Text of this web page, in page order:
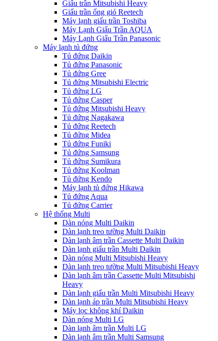
Giấu trần Mitsubishi Heavy
Giấu trần ống gió Reetech
Máy lạnh giấu trần Toshiba
Máy Lạnh Giấu Trần AQUA
Máy Lạnh Giấu Trần Panasonic
Máy lạnh tủ đứng
Tủ đứng Daikin
Tủ đứng Panasonic
Tủ đứng Gree
Tủ đứng Mitsubishi Electric
Tủ đứng LG
Tủ đứng Casper
Tủ đứng Mitsubishi Heavy
Tủ đứng Nagakawa
Tủ đứng Reetech
Tủ đứng Midea
Tủ đứng Funiki
Tủ đứng Samsung
Tủ đứng Sumikura
Tủ đứng Koolman
Tủ đứng Kendo
Máy lạnh tủ đứng Hikawa
Tủ đứng Aqua
Tủ đứng Carrier
Hệ thống Multi
Dàn nóng Multi Daikin
Dàn lạnh treo tường Multi Daikin
Dàn lạnh âm trần Cassette Multi Daikin
Dàn lạnh giấu trần Multi Daikin
Dàn nóng Multi Mitsubishi Heavy
Dàn lạnh treo tường Multi Mitsubishi Heavy
Dàn lạnh âm trần Cassette Multi Mitsubishi
Heavy
Dàn lạnh giấu trần Multi Mitsubishi Heavy
Dàn lạnh áp trần Multi Mitsubishi Heavy
Máy lọc không khí Daikin
Dàn nóng Multi LG
Dàn lạnh âm trần Multi LG
Dàn lạnh âm trần Multi Samsung